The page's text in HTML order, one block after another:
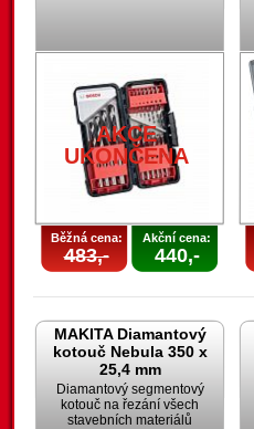
AKCE
UKONČENA
Běžná cena:
483,-
Akční cena:
440,-
MAKITA Diamantový
kotouč Nebula 350 x
25,4 mm
Diamantový segmentový
kotouč na řezání všech
stavebních materiálů